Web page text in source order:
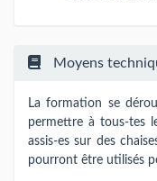
Moyens
La formation se
permettre à tous-tes
assis-es sur des
pourront être utilisés